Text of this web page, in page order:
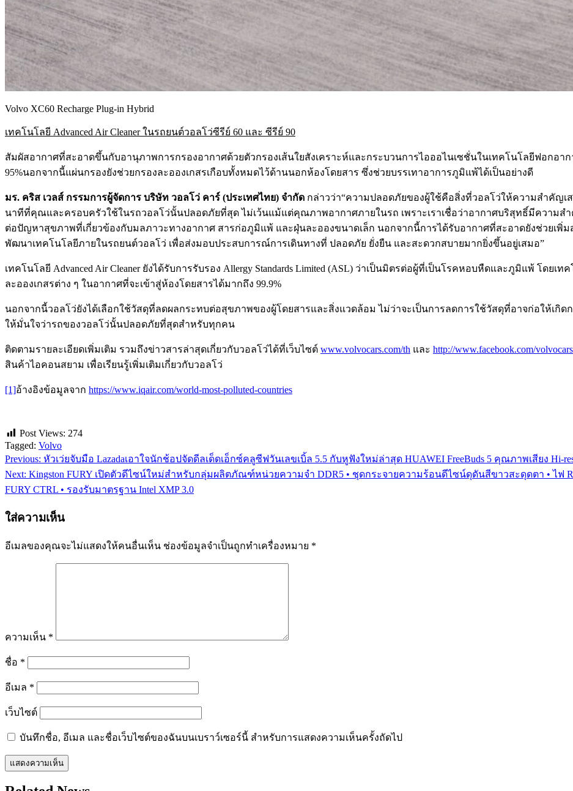
Volvo XC60 Recharge Plug-in Hybrid
เทคโนโลยี Advanced Air Cleaner ในรถยนต์วอลโว่ซีรีย์ 60 และ ซีรีย์ 90
สัมผัสอากาศที่สะอาดขึ้นกับอานุภาพการกรองอากาศด้วยตัวกรองเส้นใยสังเคราะห์และกระบวนการไอออไนเซชั่นในเทคโนโลยีฟอกอา
95%นอกจากนี้แผ่นกรองยังช่วยกรองละอองเกสรเกือบทั้งหมดไว้ด้านนอกห้องโดยสาร ซึ่งช่วยบรรเทาอาการภูมิแพ้ได้เป็นอย่างดี
มร. คริส เวลส์ กรรมการผู้จัดการ บริษัท วอลโว่ คาร์ (ประเทศไทย) จำกัด กล่าวว่า“ความปลอดภัยของผู้ใช้คือสิ่งที่วอลโว่ให้ความสำคัญเ
นาทีที่คุณและครอบครัวใช้ในรถวอลโว่นั้นปลอดภัยที่สุด ไม่เว้นแม้แต่คุณภาพอากาศภายในรถ เพราะเราเชื่อว่าอากาศบริสุทธิ์มีความ
ต่อปัญหาสุขภาพที่เกี่ยวข้องกับมลภาวะทางอากาศ สารก่อภูมิแพ้ และฝุ่นละอองขนาดเล็ก นอกจากนี้การได้รับอากาศที่สะอาดยังช่วยเพิ่
พัฒนาเทคโนโลยีภายในรถยนต์วอลโว่ เพื่อส่งมอบประสบการณ์การเดินทางที่ ปลอดภัย ยั่งยืน และสะดวกสบายมากยิ่งขึ้นอยู่เสมอ”
เทคโนโลยี Advanced Air Cleaner ยังได้รับการรับรอง Allergy Standards Limited (ASL) ว่าเป็นมิตรต่อผู้ที่เป็นโรคหอบหืดและภูมิแพ้ โด
ละอองเกสรต่าง ๆ ในอากาศที่จะเข้าสู่ห้องโดยสารได้มากถึง 99.9%
นอกจากนี้วอลโว่ยังได้เลือกใช้วัสดุที่ลดผลกระทบต่อสุขภาพของผู้โดยสารและสิ่งแวดล้อม ไม่ว่าจะเป็นการลดการใช้วัสดุที่อาจก่อให้เกิ
ให้มั่นใจว่ารถของวอลโว่นั้นปลอดภัยที่สุดสำหรับทุกคน
ติดตามรายละเอียดเพิ่มเติม รวมถึงข่าวสารล่าสุดเกี่ยวกับวอลโว่ได้ที่เว็บไซต์ www.volvocars.com/th และ http://www.facebook.com/
สินค้าไอคอนสยาม เพื่อเรียนรู้เพิ่มเติมเกี่ยวกับวอลโว่
[1]อ้างอิงข้อมูลจาก https://www.iqair.com/world-most-polluted-countries
Post Views: 274
Tagged: Volvo
แนะแนว
เรื่อง
Previous: หัวเว่ยจับมือ Lazadaเอาใจนักช้อปจัดดีลเด็ดเอ็กซ์คลูซีฟวันเลขเบิ้ล 5.5 กับหูฟังใหม่ล่าสุด HUAWEI FreeBuds 5 คุณภาพเสียง Hi-
Next: Kingston FURY เปิดตัวดีไซน์ใหม่สำหรับกลุ่มผลิตภัณฑ์หน่วยความจำ DDR5 • ชุดกระจายความร้อนดีไซน์ดุดันสีขาวสะดุดตา • ไฟ
FURY CTRL • รองรับมาตรฐาน Intel XMP 3.0
ใส่ความเห็น
อีเมลของคุณจะไม่แสดงให้คนอื่นเห็น ช่องข้อมูลจำเป็นถูกทำเครื่องหมาย *
ความเห็น *
ชื่อ *
อีเมล *
เว็บไซต์
บันทึกชื่อ, อีเมล และชื่อเว็บไซต์ของฉันบนเบราว์เซอร์นี้ สำหรับการแสดงความเห็นครั้งถัดไป